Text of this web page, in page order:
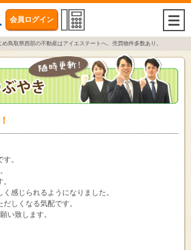
会員ログイン
鳥取県西部の不動産はアイエステートへ。売買物件多数あり。
。
感じられるようになりました。
しくなる気配です。
い致します。